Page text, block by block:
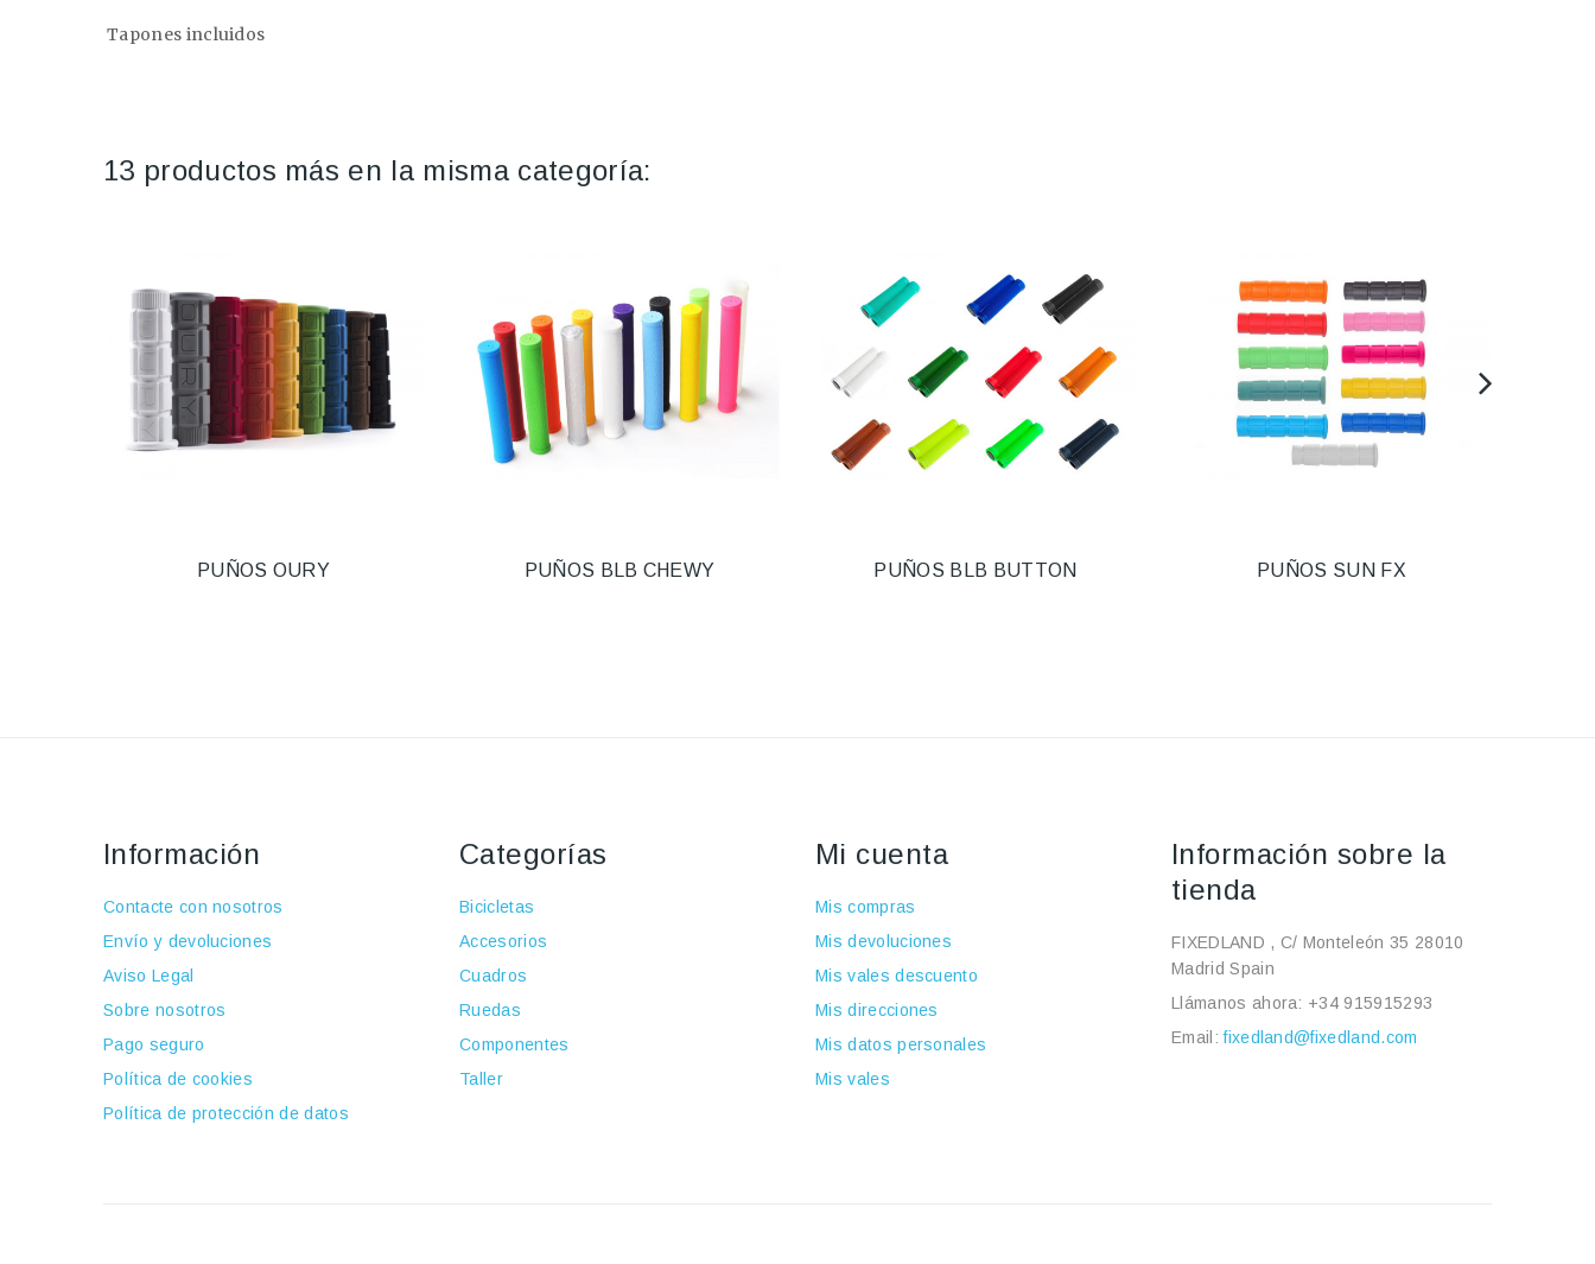
Tapones incluidos
13 productos más en la misma categoría:
PUÑOS OURY PUÑOS BLB CHEWY PUÑOS BLB BUTTON PUÑOS SUN FX
Información
Contacte con nosotros
Envío y devoluciones
Aviso Legal
Sobre nosotros
Pago seguro
Política de cookies
Política de protección de datos
Categorías
Bicicletas
Accesorios
Cuadros
Ruedas
Componentes
Taller
Mi cuenta
Mis compras
Mis devoluciones
Mis vales descuento
Mis direcciones
Mis datos personales
Mis vales
Información sobre la
tienda
FIXEDLAND , C/ Monteleón 35 28010
Madrid Spain
Llámanos ahora: +34 915915293
Email:fixedland@fixedland.com